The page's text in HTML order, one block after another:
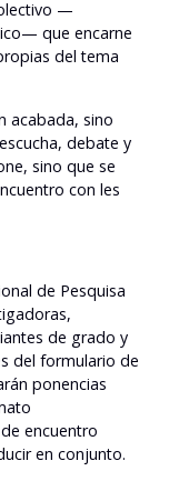
—
que encarne
del tema
acabada, sino
debate y
sino que se
con les
de Pesquisa
de grado y
del formulario de
ponencias
encuentro
en conjunto.